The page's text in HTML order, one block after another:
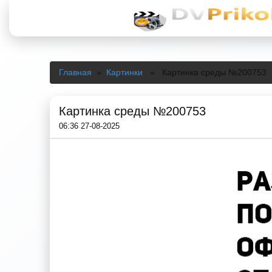
Главная » Картинки » Картинка среды №200753
Картинка среды №200753
06:36 27-08-2025